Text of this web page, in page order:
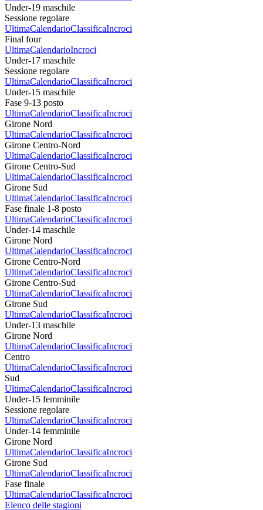
Under-19 maschile
Sessione regolare
UltimaCalendarioClassificaIncroci
Final four
UltimaCalendarioIncroci
Under-17 maschile
Sessione regolare
UltimaCalendarioClassificaIncroci
Under-15 maschile
Fase 9-13 posto
UltimaCalendarioClassificaIncroci
Girone Nord
UltimaCalendarioClassificaIncroci
Girone Centro-Nord
UltimaCalendarioClassificaIncroci
Girone Centro-Sud
UltimaCalendarioClassificaIncroci
Girone Sud
UltimaCalendarioClassificaIncroci
Fase finale 1-8 posto
UltimaCalendarioClassificaIncroci
Under-14 maschile
Girone Nord
UltimaCalendarioClassificaIncroci
Girone Centro-Nord
UltimaCalendarioClassificaIncroci
Girone Centro-Sud
UltimaCalendarioClassificaIncroci
Girone Sud
UltimaCalendarioClassificaIncroci
Under-13 maschile
Girone Nord
UltimaCalendarioClassificaIncroci
Centro
UltimaCalendarioClassificaIncroci
Sud
UltimaCalendarioClassificaIncroci
Under-15 femminile
Sessione regolare
UltimaCalendarioClassificaIncroci
Under-14 femminile
Girone Nord
UltimaCalendarioClassificaIncroci
Girone Sud
UltimaCalendarioClassificaIncroci
Fase finale
UltimaCalendarioClassificaIncroci
Elenco delle stagioni